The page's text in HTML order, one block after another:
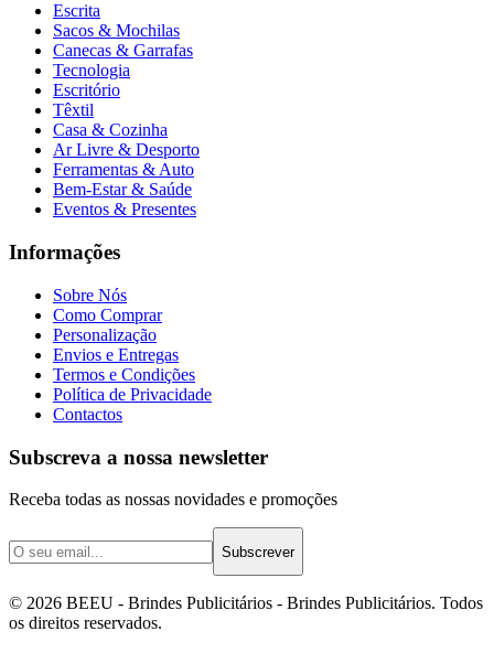
Escrita
Sacos & Mochilas
Canecas & Garrafas
Tecnologia
Escritório
Têxtil
Casa & Cozinha
Ar Livre & Desporto
Ferramentas & Auto
Bem-Estar & Saúde
Eventos & Presentes
Informações
Sobre Nós
Como Comprar
Personalização
Envios e Entregas
Termos e Condições
Política de Privacidade
Contactos
Subscreva a nossa newsletter
Receba todas as nossas novidades e promoções
Subscrever
© 2026 BEEU - Brindes Publicitários - Brindes Publicitários. Todos
os direitos reservados.